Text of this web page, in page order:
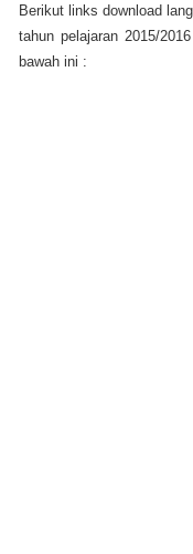
Berikut links download
tahun pelajaran 2015/
bawah ini :